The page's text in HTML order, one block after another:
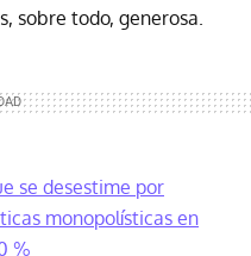
sobre todo, generosa.
se desestime por
monopolísticas en
%